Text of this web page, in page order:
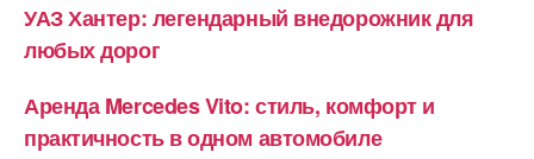
УАЗ Хантер: легендарный внедорожник для
любых дорог
Аренда Mercedes Vito: стиль, комфорт и
практичность в одном автомобиле